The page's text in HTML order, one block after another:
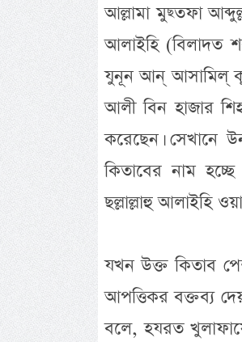
আল্লামা মুছ্তফা
আলাইহি (বিলাদত
যুনূন আন্ আসামিল্
আলী বিন হাজার
করেছেন। সেখানে
কিতাবের নাম
ছল্লাল্লাহু আলাইহি ওয়া
যখন উক্ত কিতাব
আপত্তিকর বক্তব্য
বলে, হযরত